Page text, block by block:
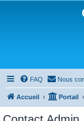
FAQ Nous
Accueil Portail